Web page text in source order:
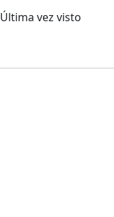
Última vez visto